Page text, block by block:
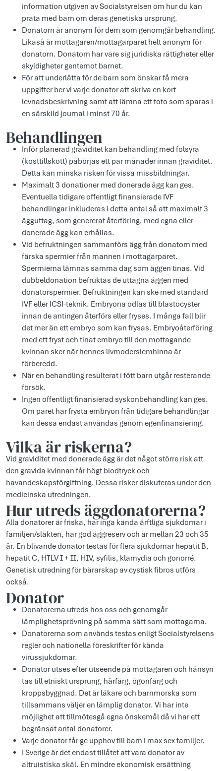
information utgiven av Socialstyrelsen om hur du kan
prata med barn om deras genetiska ursprung.
Donatorn är anonym för dem som genomgår behandling.
Likaså är mottagaren/mottagarparet helt anonym för
donatorn. Donatorn har vare sig juridiska rättigheter eller
skyldigheter gentemot barnet.
För att underlätta för de barn som önskar få mera
uppgifter ber vi varje donator att skriva en kort
levnadsbeskrivning samt att lämna ett foto som sparas i
en särskild journal i minst 70 år.
Behandlingen
Inför planerad graviditet kan behandling med folsyra
(kosttillskott) påbörjas ett par månader innan graviditet.
Detta kan minska risken för vissa missbildningar.
Maximalt 3 donationer med donerade ägg kan ges.
Eventuella tidigare offentligt finansierade IVF
behandlingar inkluderas i detta antal så att maximalt 3
ägguttag, som genererat återföring, med egna eller
donerade ägg kan erhållas.
Vid befruktningen sammanförs ägg från donatorn med
färska spermier från mannen i mottagarparet.
Spermierna lämnas samma dag som äggen tinas. Vid
dubbeldonation befruktas de uttagna äggen med
donatorspermier. Befruktningen kan ske med standard
IVF eller ICSI-teknik. Embryona odlas till blastocyster
innan de antingen återförs eller fryses. I många fall blir
det mer än ett embryo som kan frysas. Embryoåterföring
med ett fryst och tinat embryo till den mottagande
kvinnan sker när hennes livmoderslemhinna är
förberedd.
När en behandling resulterat i fött barn utgår resterande
försök.
Ingen offentligt finansierad syskonbehandling kan ges.
Om paret har frysta embryon från tidigare behandlingar
kan dessa endast användas genom egenfinansiering.
Vilka är riskerna?
Vid graviditet med donerade ägg är det något större risk att
den gravida kvinnan får högt blodtryck och
havandeskapsförgiftning. Dessa risker diskuteras under den
medicinska utredningen.
Hur utreds äggdonatorerna?
Alla donatorer är friska, har inga kända ärftliga sjukdomar i
familjen/släkten, har god äggreserv och är mellan 23 och 35
år. En blivande donator testas för flera sjukdomar hepatit B,
hepatit C, HTLV I + II, HIV, syfilis, klamydia och gonorré.
Genetisk utredning för bärarskap av cystisk fibros utförs
också.
Donator
Donatorerna utreds hos oss och genomgår
lämplighetsprövning på samma sätt som mottagarna.
Donatorerna som används testas enligt Socialstyrelsens
regler och nationella föreskrifter för kända
virussjukdomar.
Donator utses efter utseende på mottagaren och hänsyn
tas till etniskt ursprung, hårfärg, ögonfärg och
kroppsbyggnad. Det är läkare och barnmorska som
tillsammans väljer en lämplig donator. Vi har inte
möjlighet att tillmötesgå egna önskemål då vi har ett
begränsat antal donatorer.
Varje donator får ge upphov till barn i max sex familjer.
I Sverige är det endast tillåtet att vara donator av
altruistiska skäl. En mindre ekonomisk ersättning